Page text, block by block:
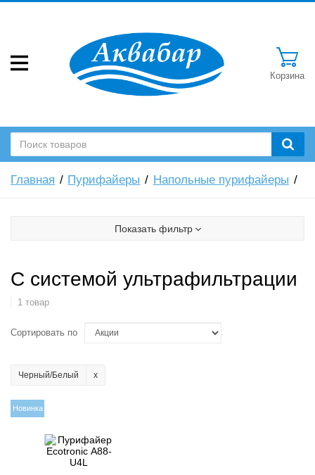
Корзина
Главная Пурифайеры Напольные пурифайеры
Показать фильтр
С системой ультрафильтрации
1 товар
Сортировать по
Черный/Белый
Новинка